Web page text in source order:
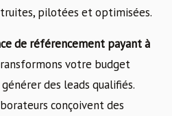
pilotées et optimisées.
de référencement payant à
votre budget
des leads qualifiés.
conçoivent des